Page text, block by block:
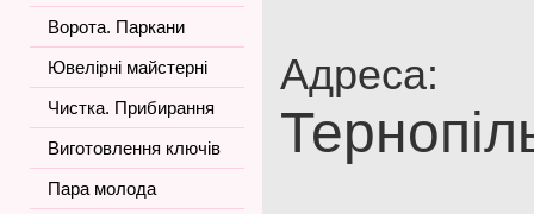
Ворота. Паркани
Ювелірні майстерні
Чистка. Прибирання
Виготовлення ключів
Пара молода
Адреса: